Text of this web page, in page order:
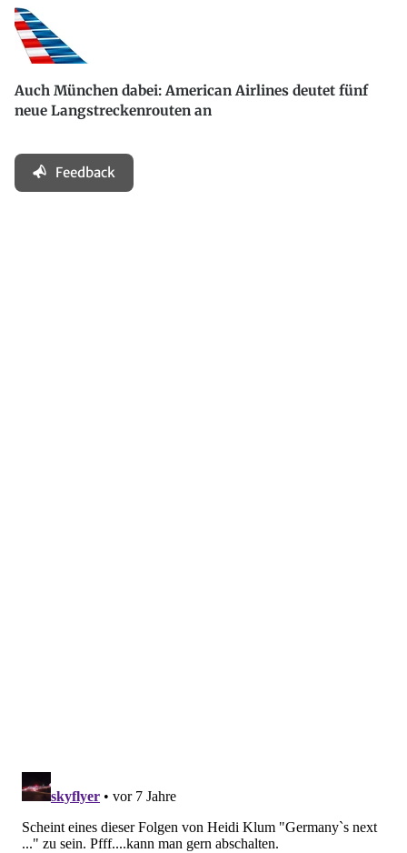
Auch München dabei: American Airlines deutet fünf
neue Langstreckenrouten an
Feedback